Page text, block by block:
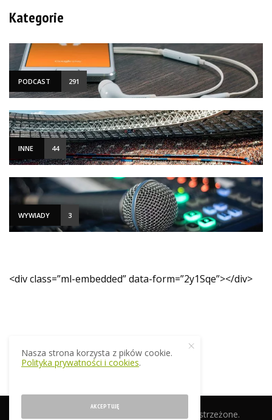
Kategorie
PODCAST 291
INNE 44
WYWIADY 3
<div class=”ml-embedded” data-form=”2y1Sqe”></div>
© 2019 EkstraTrener.pl. Wszelkie prawa zastrzeżone.
Nasza strona korzysta z pików cookie.
Polityka prywatności i cookies.
AKCEPTUJĘ